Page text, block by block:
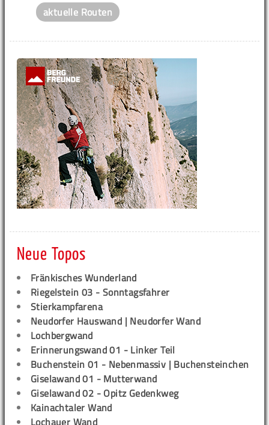
aktuelle Routen
Neue Topos
Fränkisches Wunderland
Riegelstein 03 - Sonntagsfahrer
Stierkampfarena
Neudorfer Hauswand | Neudorfer Wand
Lochbergwand
Erinnerungswand 01 - Linker Teil
Buchenstein 01 - Nebenmassiv | Buchensteinchen
Giselawand 01 - Mutterwand
Giselawand 02 - Opitz Gedenkweg
Kainachtaler Wand